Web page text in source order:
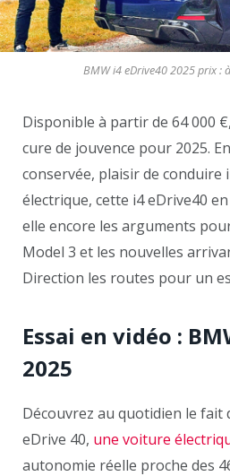
BMW i4 eDrive40 2025 prix :
Disponible à partir de 64 000
cure de jouvence pour 2025.
conservée, plaisir de conduire
électrique, cette i4 eDrive40
elle encore les arguments
Model 3 et les nouvelles
Direction les routes pour un
Essai en vidéo :
2025
Découvrez au quotidien le fait
eDrive 40, une voiture
autonomie réelle proche des